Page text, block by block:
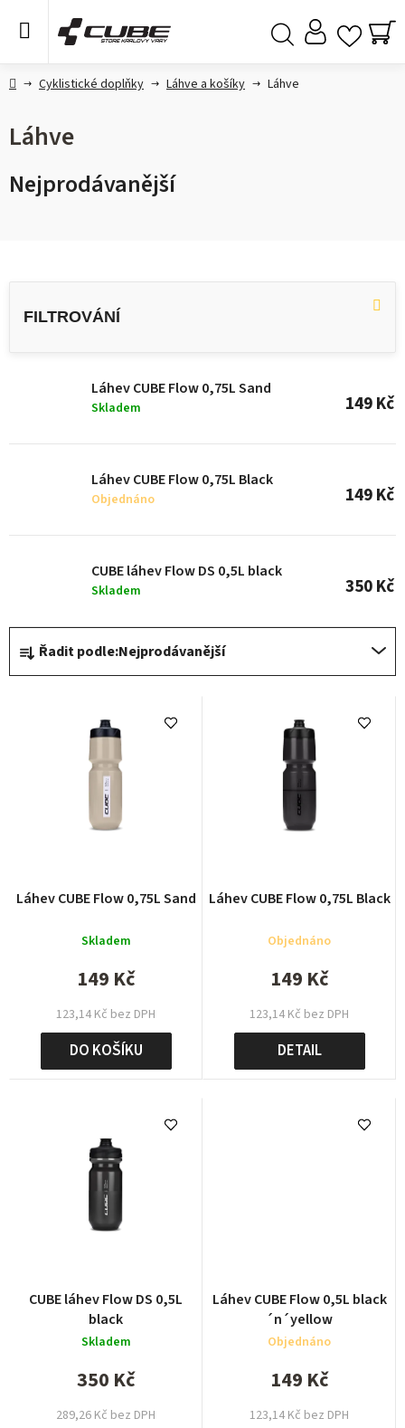
DomůCyklistické doplňky Láhve a košíky Láhve
Láhve
Nejprodávanější
Láhev CUBE Flow 0,75L Sand
Skladem 149 Kč
Láhev CUBE Flow 0,75L Black
Objednáno 149 Kč
CUBE láhev Flow DS 0,5L black
Skladem 350 Kč
Ř
a
d
Řadit podle:Nejprodávanější
V
r
u
ů
Láhev CUBE Flow 0,75L Sand
Skladem
123,14 Kč bez DPH
149 Kč
DO KOŠÍKU
Láhev CUBE Flow 0,75L Black
Objednáno
123,14 Kč bez DPH
149 Kč
DETAIL
CUBE láhev Flow DS 0,5L
black
Skladem
289,26 Kč bez DPH
350 Kč
Láhev CUBE Flow 0,5L black
´n´yellow
Objednáno
123,14 Kč bez DPH
149 Kč